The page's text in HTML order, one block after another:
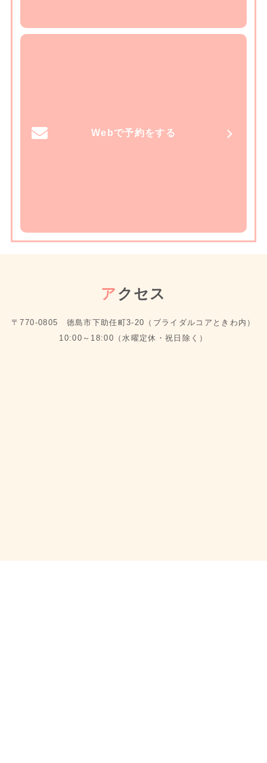
Webで予約をする
ア クセス
〒770-0805 徳島市下助任町3-20（ブライダルコアときわ内）
10:00～18:00（水曜定休・祝日除く）